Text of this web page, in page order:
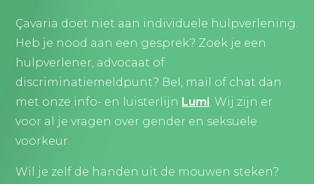
Çavaria doet niet aan individuele hulpverlening.
Heb je nood aan een gesprek? Zoek je een
hulpverlener, advocaat of
discriminatiemeldpunt? Bel, mail of chat dan
met onze info- en luisterlijn Lumi. Wij zijn er
voor al je vragen over gender en seksuele
voorkeur.
Wil je zelf de handen uit de mouwen steken?